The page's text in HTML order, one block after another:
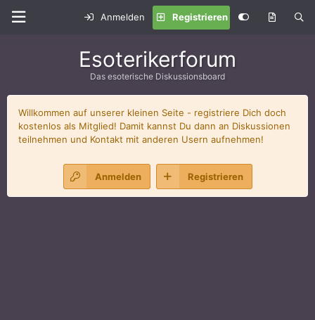
Anmelden Registrieren
Esoterikerforum
Das esoterische Diskussionsboard
Willkommen auf unserer kleinen Seite - registriere Dich doch
kostenlos als Mitglied! Damit kannst Du dann an Diskussionen
teilnehmen und Kontakt mit anderen Usern aufnehmen!
Anmelden Registrieren